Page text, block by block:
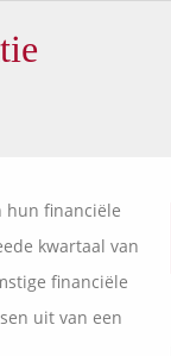
hun financiële
kwartaal van
financiële
uit van een